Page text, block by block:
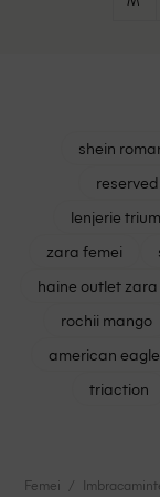
shein
reserved
lenjerie
zara femei
haine outlet zara
rochii mango
american eagle
triaction
Femei